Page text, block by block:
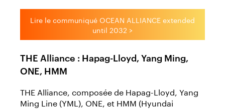
Lire le communiqué OCEAN ALLIANCE extended
until 2032 >
THE Alliance : Hapag-Lloyd, Yang Ming,
ONE, HMM
THE Alliance, composée de Hapag-Lloyd, Yang
Ming Line (YML), ONE, et HMM (Hyundai